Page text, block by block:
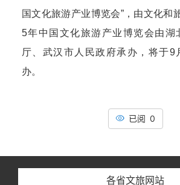
国文化旅游产业博览会”，由文化和
5年中国文化旅游产业博览会由湖
厅、武汉市人民政府承办，将于9
办。
已阅 0
各省文旅网站